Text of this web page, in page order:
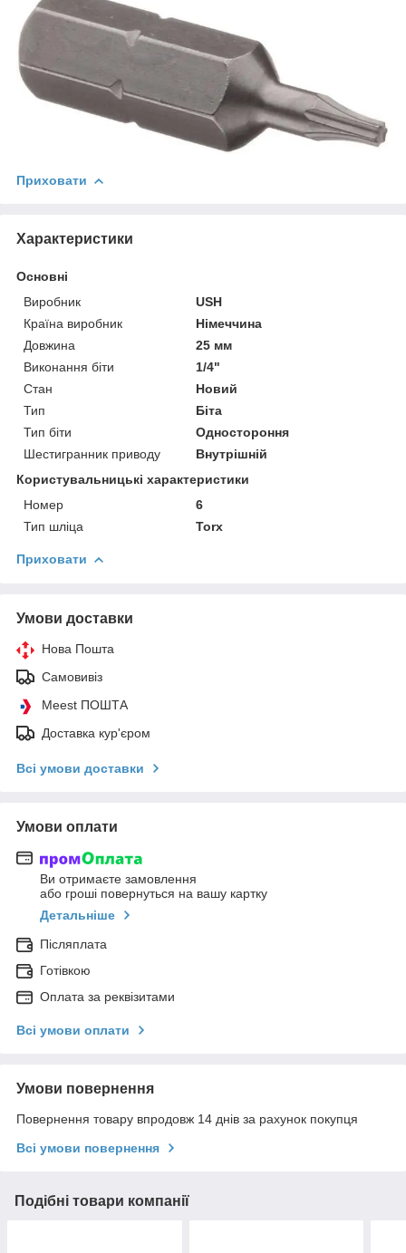
Приховати
Характеристики
Основні
Виробник
USH
Країна виробник
Німеччина
Довжина
25 мм
Виконання біти
1/4"
Стан
Новий
Тип
Біта
Тип біти
Одностороння
Шестигранник приводу
Внутрішній
Користувальницькі характеристики
Номер
6
Тип шліца
Torx
Приховати
Умови доставки
Нова Пошта
Самовивіз
Meest ПОШТА
Доставка кур'єром
Всі умови доставки
Умови оплати
Ви отримаєте замовлення
або гроші повернуться на вашу картку
Детальніше
Післяплата
Готівкою
Оплата за реквізитами
Всі умови оплати
Умови повернення
Повернення товару впродовж 14 днів за рахунок покупця
Всі умови повернення
Подібні товари компанії